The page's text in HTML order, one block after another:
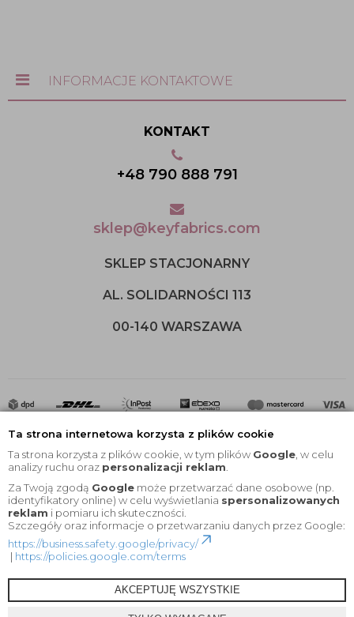
Ta strona internetowa korzysta z plików cookie
Ta strona korzysta z plików cookie, w tym plików Google , w celu
analizy ruchu oraz personalizacji reklam
Za Twoją zgodą Google może przetwarzać dane osobowe (np.
identyfikatory online) w celu wyświetlania spersonalizowanych
reklam i pomiaru ich skuteczności.
Szczegóły oraz informacje o przetwarzaniu danych przez Google:
https://business.safety.google/privacy/
| https://policies.google.com/terms
AKCEPTUJĘ WSZYSTKIE
INFORMACJE KONTAKTOWE
KONTAKT
+48 790 888 791
sklep@keyfabrics.com
SKLEP STACJONARNY
AL. SOLIDARNOŚCI 113
00-140 WARSZAWA
2020 © Wszelkie Prawa Zastrzeżone |KEYfabrics
Projekt i oprogramowanie sklepu: